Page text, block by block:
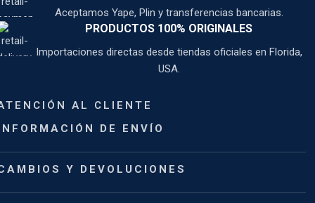
Aceptamos Yape, Plin y transferencias bancarias.
PRODUCTOS 100% ORIGINALES
Importaciones directas desde tiendas oficiales en Florida,
USA.
AL CLIENTE
DE ENVÍO
Y DEVOLUCIONES